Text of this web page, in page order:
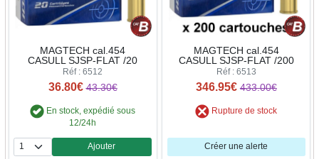
MAGTECH cal.454
CASULL SJSP-FLAT /20
Réf : 6512
36.80€ 43.30€
En stock, expédié sous
12/24h
Quantité
Ajouter
MAGTECH cal.454
CASULL SJSP-FLAT /200
Réf : 6513
346.95€ 433.00€
Rupture de stock
Créer une alerte